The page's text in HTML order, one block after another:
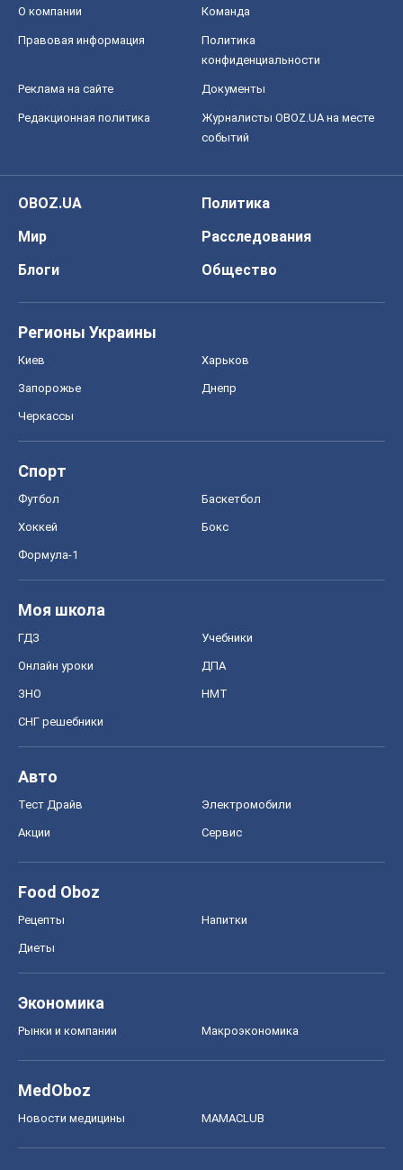
О компании Команда
Правовая информация
Политика
конфиденциальности
Реклама на сайте Документы
Редакционная политика
Журналисты OBOZ.UA на месте
событий
OBOZ.UA
Политика
Мир
Расследования
Блоги
Общество
Регионы Украины
Киев Харьков
Запорожье Днепр
Черкассы
Спорт
Футбол Баскетбол
Хоккей Бокс
Формула-1
Моя школа
ГДЗ Учебники
Онлайн уроки ДПА
ЗНО НМТ
СНГ решебники
Авто
Тест Драйв Электромобили
Акции Сервис
Food Oboz
Рецепты Напитки
Диеты
Экономика
Рынки и компании Mакроэкономика
MedOboz
Новости медицины MAMACLUB